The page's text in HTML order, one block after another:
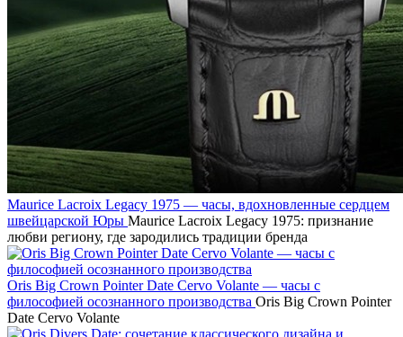
Maurice Lacroix Legacy 1975 — часы, вдохновленные сердцем
швейцарской Юры Maurice Lacroix Legacy 1975: признание
любви региону, где зародились традиции бренда
Oris Big Crown Pointer Date Cervo Volante — часы с
философией осознанного производства Oris Big Crown Pointer
Date Cervo Volante